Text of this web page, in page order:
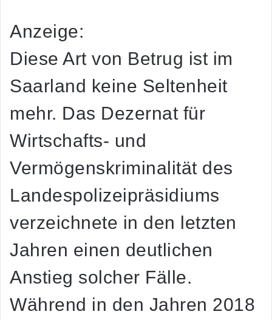
Anzeige:
Diese Art von Betrug ist im
Saarland keine Seltenheit
mehr. Das Dezernat für
Wirtschafts- und
Vermögenskriminalität des
Landespolizeipräsidiums
verzeichnete in den letzten
Jahren einen deutlichen
Anstieg solcher Fälle.
Während in den Jahren 2018